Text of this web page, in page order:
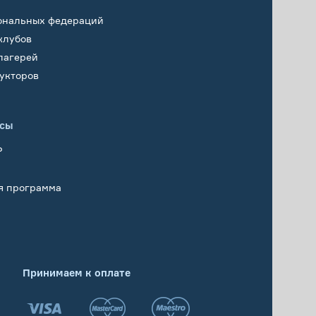
федераций
программа
Принимаем к оплате